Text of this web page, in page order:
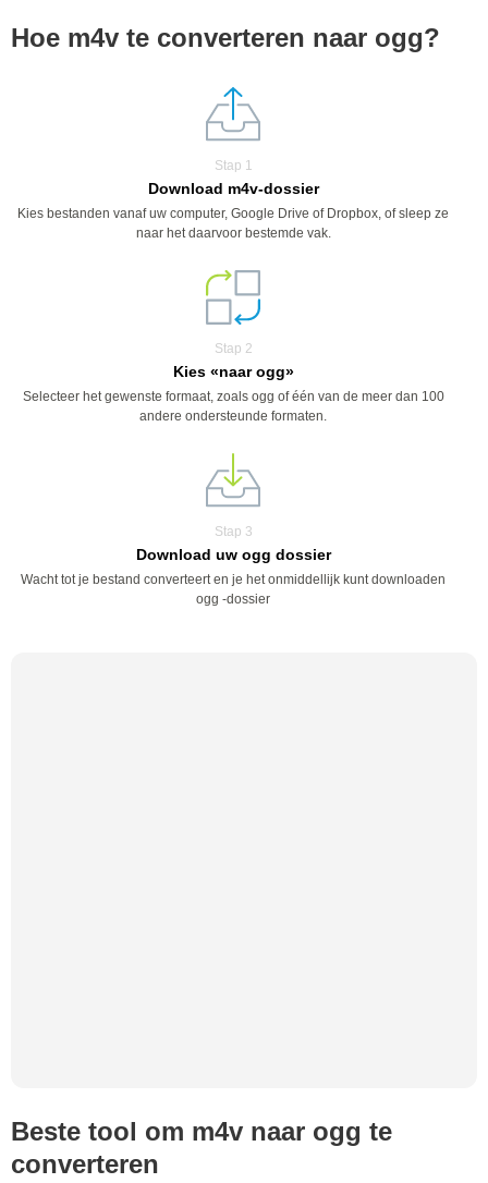
Hoe m4v te converteren naar ogg?
Stap 1
Download m4v-dossier
Kies bestanden vanaf uw computer, Google Drive of Dropbox, of sleep ze
naar het daarvoor bestemde vak.
Stap 2
Kies «naar ogg»
Selecteer het gewenste formaat, zoals ogg of één van de meer dan 100
andere ondersteunde formaten.
Stap 3
Download uw ogg dossier
Wacht tot je bestand converteert en je het onmiddellijk kunt downloaden
ogg -dossier
Beste tool om m4v naar ogg te
converteren